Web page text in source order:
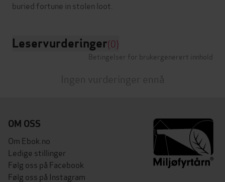
Leservurderinger(0)
Betingelser for brukergenerert innhold
Ingen vurderinger ennå
OM OSS
Om Ebok.no
Ledige stillinger
Følg oss på Facebook
Følg oss på Instagram